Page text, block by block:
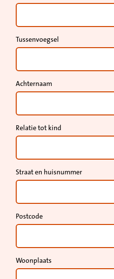
Tussenvoegsel
Achternaam
Relatie tot kind
Straat en huisnummer
Postcode
Woonplaats